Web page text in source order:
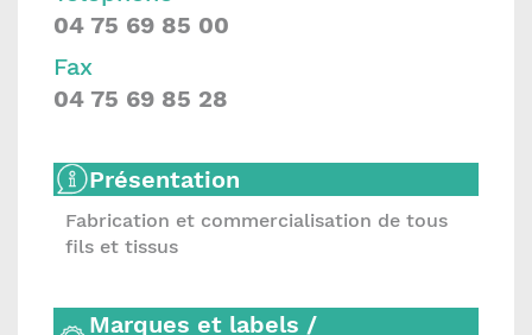
04 75 69 85 00
Fax
04 75 69 85 28
Présentation
Fabrication et commercialisation de tous
fils et tissus
Marques et labels /